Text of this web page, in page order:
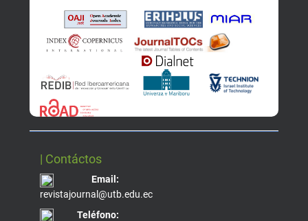
| Contáctos
Email:
revistajournal@utb.edu.ec
Teléfono: